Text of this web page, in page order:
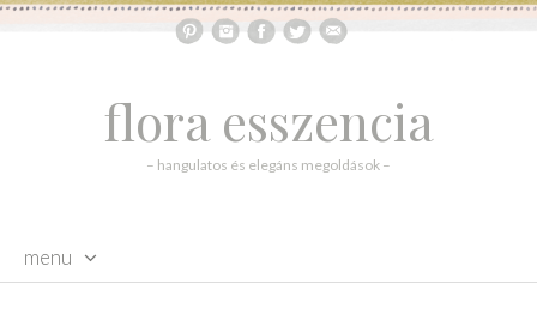
flora esszencia
– hangulatos és elegáns megoldások –
menu